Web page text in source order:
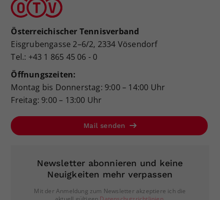
Österreichischer Tennisverband
Eisgrubengasse 2–6/2, 2334 Vösendorf
Tel.: +43 1 865 45 06 - 0
Öffnungszeiten:
Montag bis Donnerstag: 9:00 – 14:00 Uhr
Freitag: 9:00 – 13:00 Uhr
Mail senden
Newsletter abonnieren und keine
Neuigkeiten mehr verpassen
Mit der Anmeldung zum Newsletter akzeptiere ich die